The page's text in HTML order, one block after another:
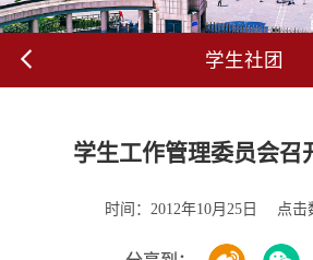
学生社团
学生工作管理委员会召
时间： 2012年10月25日 点击